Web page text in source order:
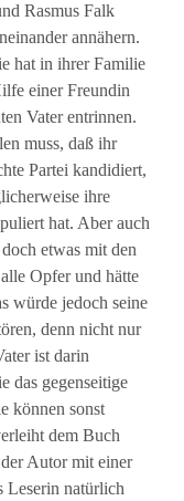
Rasmus Falk
annähern.
hat in ihrer Familie
einer Freundin
Vater entrinnen.
muss, daß ihr
Partei kandidiert,
ihre
hat. Aber auch
etwas mit den
Opfer und hätte
würde jedoch seine
denn nicht nur
ist darin
das gegenseitige
können sonst
dem Buch
Autor mit einer
Leserin natürlich